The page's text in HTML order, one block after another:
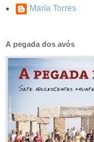
María Torres
A pegada dos avós